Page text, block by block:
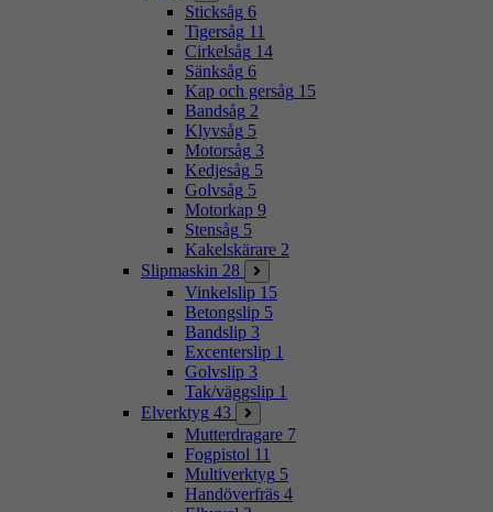
Sticksåg 6
Tigersåg 11
Cirkelsåg 14
Sänksåg 6
Kap och gersåg 15
Bandsåg 2
Klyvsåg 5
Motorsåg 3
Kedjesåg 5
Golvsåg 5
Motorkap 9
Stensåg 5
Kakelskärare 2
Slipmaskin 28
Vinkelslip 15
Betongslip 5
Bandslip 3
Excenterslip 1
Golvslip 3
Tak/väggslip 1
Elverktyg 43
Mutterdragare 7
Fogpistol 11
Multiverktyg 5
Handöverfräs 4